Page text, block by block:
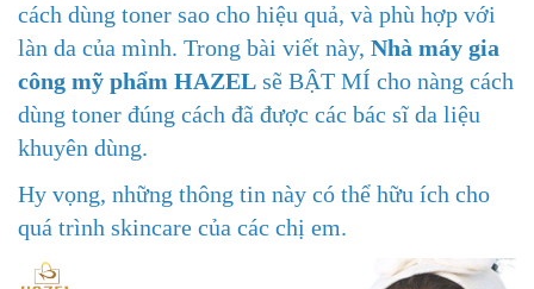
cách dùng toner sao cho hiệu quả, và phù hợp với
làn da của mình. Trong bài viết này, Nhà máy gia
công mỹ phẩm HAZEL sẽ BẬT MÍ cho nàng cách
dùng toner đúng cách đã được các bác sĩ da liệu
khuyên dùng.
Hy vọng, những thông tin này có thể hữu ích cho
quá trình skincare của các chị em.